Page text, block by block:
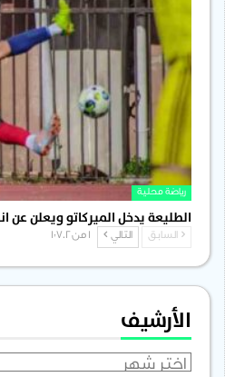
رياضة محلية
الطليعة يدخل الميركاتو ويعلن عن
السابق التالي
الأرشيف
الأرشيف